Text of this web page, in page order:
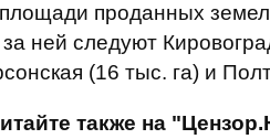
проданных
за ней следуют
(16 тыс. га) и
также на